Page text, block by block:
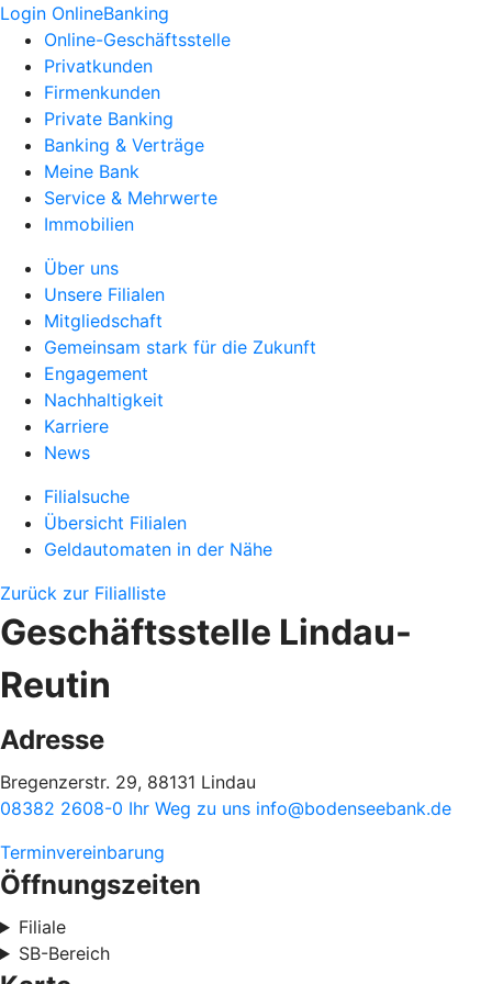
Login OnlineBanking
Online-Geschäftsstelle
Privatkunden
Firmenkunden
Private Banking
Banking & Verträge
Meine Bank
Service & Mehrwerte
Immobilien
Über uns
Unsere Filialen
Mitgliedschaft
Gemeinsam stark für die Zukunft
Engagement
Nachhaltigkeit
Karriere
News
Filialsuche
Übersicht Filialen
Geldautomaten in der Nähe
Zurück zur Filialliste
Geschäftsstelle Lindau-
Reutin
Adresse
Bregenzerstr. 29, 88131 Lindau
08382 2608-0 Ihr Weg zu uns info@bodenseebank.de
Terminvereinbarung
Öffnungszeiten
Filiale
SB-Bereich